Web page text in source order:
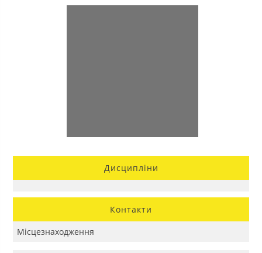
Дисципліни
Контакти
Місцезнаходження